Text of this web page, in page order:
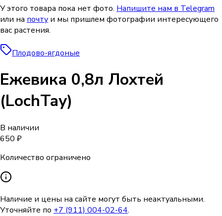
У этого товара пока нет фото. Напишите нам в Telegram
или на почту и мы пришлем фотографии интересующего
вас растения.
Плодово-ягдоные
Ежевика 0,8л Лохтей
(LochTay)
В наличии
650 ₽
Количество ограничено
Наличие и цены на сайте могут быть неактуальными.
Уточняйте по +7 (911) 004-02-64.